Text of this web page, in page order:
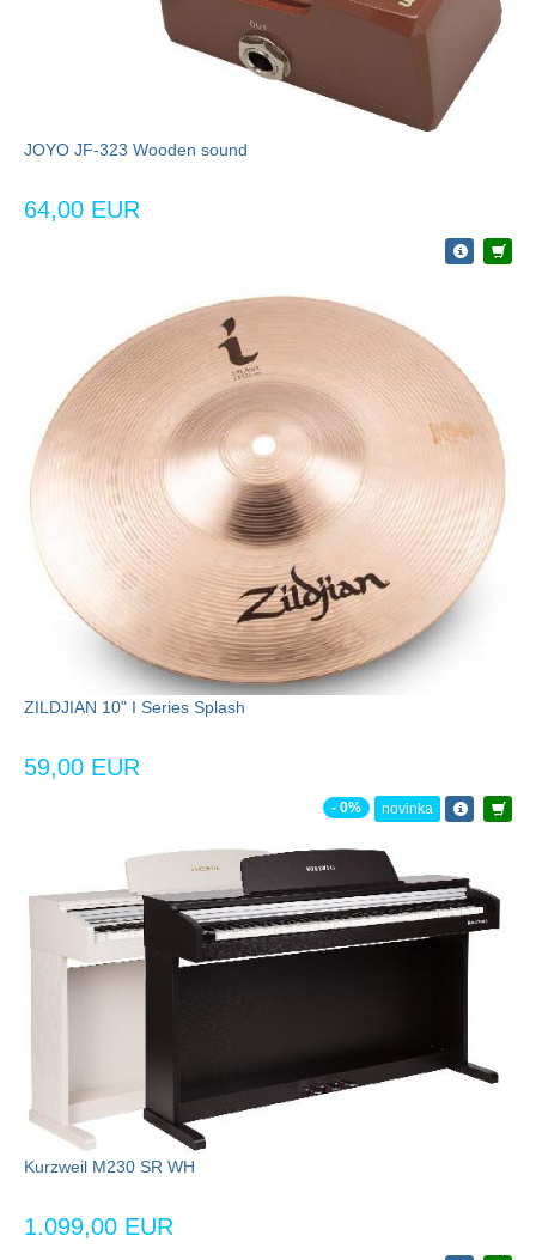
JOYO JF-323 Wooden sound
64,00 EUR
ZILDJIAN 10" I Series Splash
59,00 EUR
- 0% novinka
Kurzweil M230 SR WH
1.099,00 EUR